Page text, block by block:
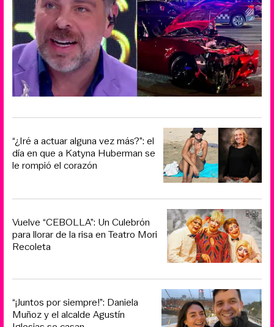
“¿Iré a actuar alguna vez más?”: el
día en que a Katyna Huberman se
le rompió el corazón
Vuelve “CEBOLLA”: Un Culebrón
para llorar de la risa en Teatro Mori
Recoleta
“¡Juntos por siempre!”: Daniela
Muñoz y el alcalde Agustín